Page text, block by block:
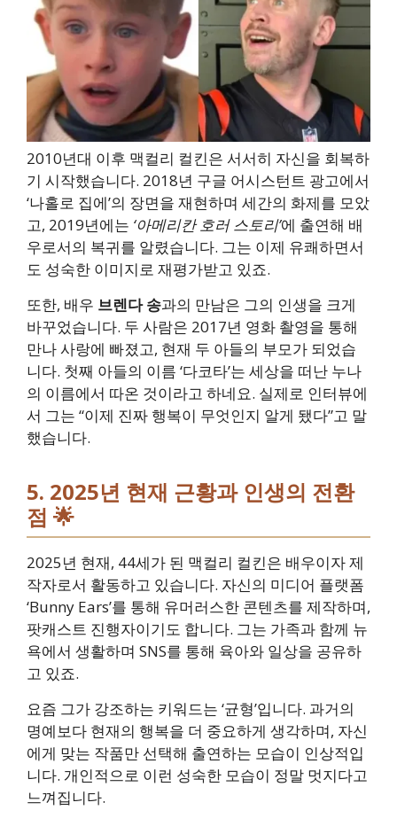
2010년대 이후 맥컬리 컬킨은 서서히 자신을 회복하
기 시작했습니다. 2018년 구글 어시스턴트 광고에서
‘나홀로 집에’의 장면을 재현하며 세간의 화제를 모았
고, 2019년에는 ‘아메리칸 호러 스토리’에 출연해 배
우로서의 복귀를 알렸습니다. 그는 이제 유쾌하면서
도 성숙한 이미지로 재평가받고 있죠.
또한, 배우 브렌다 송과의 만남은 그의 인생을 크게
바꾸었습니다. 두 사람은 2017년 영화 촬영을 통해
만나 사랑에 빠졌고, 현재 두 아들의 부모가 되었습
니다. 첫째 아들의 이름 ‘다코타’는 세상을 떠난 누나
의 이름에서 따온 것이라고 하네요. 실제로 인터뷰에
서 그는 “이제 진짜 행복이 무엇인지 알게 됐다”고 말
했습니다.
5. 2025년 현재 근황과 인생의 전환
점 🌟
2025년 현재, 44세가 된 맥컬리 컬킨은 배우이자 제
작자로서 활동하고 있습니다. 자신의 미디어 플랫폼
‘Bunny Ears’를 통해 유머러스한 콘텐츠를 제작하며,
팟캐스트 진행자이기도 합니다. 그는 가족과 함께 뉴
욕에서 생활하며 SNS를 통해 육아와 일상을 공유하
고 있죠.
요즘 그가 강조하는 키워드는 ‘균형’입니다. 과거의
명예보다 현재의 행복을 더 중요하게 생각하며, 자신
에게 맞는 작품만 선택해 출연하는 모습이 인상적입
니다. 개인적으로 이런 성숙한 모습이 정말 멋지다고
느껴집니다.